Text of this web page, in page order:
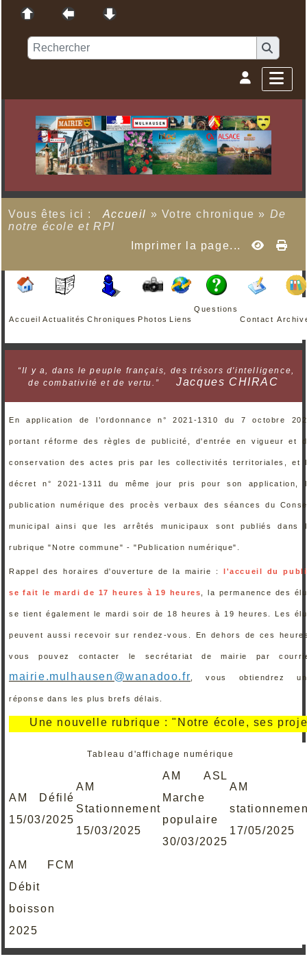
Vous êtes ici : Accueil » Votre chronique » De
notre école et RPI
Imprimer la page...
Accueil Actualités Chroniques Photos Liens
Questions
Contact
“Il y a, dans le peuple français, des trésors d'intelligence,
de combativité et de vertu.”
Jacques CHIRAC
En application de l’ordonnance n° 2021-1310 du 7 octobre
portant réforme des règles de publicité, d'entrée en vigueur et
conservation des actes pris par les collectivités territoriales, et
décret n° 2021-1311 du même jour pris pour son application,
publication numérique des procès verbaux des séances du
municipal ainsi que les arrêtés municipaux sont publiés dans
rubrique "Notre commune" - "Publication numérique".
Rappel des horaires d'ouverture de la mairie : l'accueil du
se fait le mardi de 17 heures à 19 heures , la permanence des
se tient également le mardi soir de 18 heures à 19 heures. Les
peuvent aussi recevoir sur rendez-vous. En dehors de ces
vous pouvez contacter le secrétariat de mairie par
mairie.mulhausen@wanadoo.fr , vous obtiendrez
réponse dans les plus brefs délais.
nouvelle rubrique : "Notre école, ses projets,
Tableau d'affichage numérique
AM Défilé
15/03/2025
AM
Stationnement
15/03/2025
AM ASL
Marche
populaire
30/03/2025
AM
17/05/2025
AM FCM
Débit
boisson
2025